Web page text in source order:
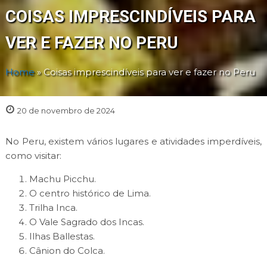
COISAS IMPRESCINDÍVEIS PARA
VER E FAZER NO PERU
Home»Coisas imprescindíveis para ver e fazer no Peru
20 de novembro de 2024
No Peru, existem vários lugares e atividades imperdíveis,
como visitar:
Machu Picchu.
O centro histórico de Lima.
Trilha Inca.
O Vale Sagrado dos Incas.
Ilhas Ballestas.
Cânion do Colca.